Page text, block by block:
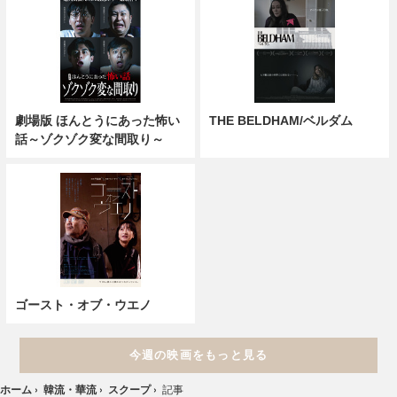
劇場版 ほんとうにあった怖い
話～ゾクゾク変な間取り～
THE BELDHAM/ベルダム
ゴースト・オブ・ウエノ
今週の映画をもっと見る
ホーム › 韓流・華流 › スクープ › 記事